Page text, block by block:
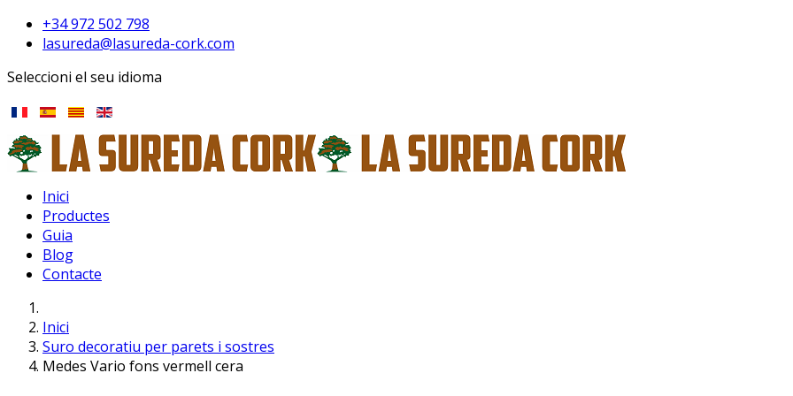
+34 972 502 798
lasureda@lasureda-cork.com
Seleccioni el seu idioma
Inici
Productes
Guia
Blog
Contacte
Inici
Suro decoratiu per parets i sostres
Medes Vario fons vermell cera